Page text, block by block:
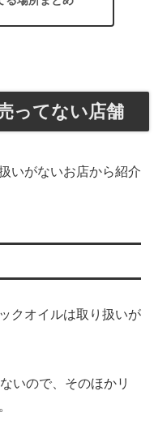
ってない店舗
いがないお店から紹介
クオイルは取り扱いが
いので、そのほかリ